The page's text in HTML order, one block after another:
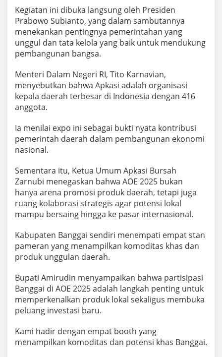
Kegiatan ini dibuka langsung oleh Presiden
Prabowo Subianto, yang dalam sambutannya
menekankan pentingnya pemerintahan yang
unggul dan tata kelola yang baik untuk mendukung
pembangunan bangsa.
Menteri Dalam Negeri RI, Tito Karnavian,
menyebutkan bahwa Apkasi adalah organisasi
kepala daerah terbesar di Indonesia dengan 416
anggota.
Ia menilai expo ini sebagai bukti nyata kontribusi
pemerintah daerah dalam pembangunan ekonomi
nasional.
Sementara itu, Ketua Umum Apkasi Bursah
Zarnubi menegaskan bahwa AOE 2025 bukan
hanya arena promosi produk daerah, tetapi juga
ruang kolaborasi strategis agar potensi lokal
mampu bersaing hingga ke pasar internasional.
Kabupaten Banggai sendiri menempati empat stan
pameran yang menampilkan komoditas khas dan
produk unggulan daerah.
Bupati Amirudin menyampaikan bahwa partisipasi
Banggai di AOE 2025 adalah langkah penting untuk
memperkenalkan produk lokal sekaligus membuka
peluang investasi baru.
Kami hadir dengan empat booth yang
menampilkan komoditas dan potensi khas Banggai.